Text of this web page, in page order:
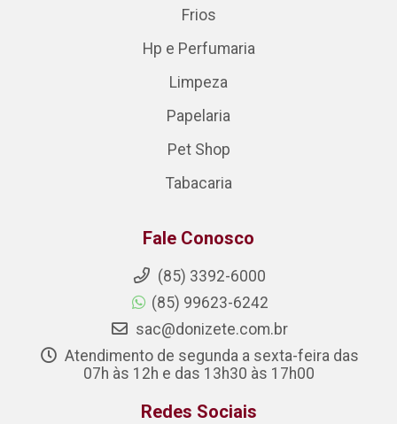
Frios
Hp e Perfumaria
Limpeza
Papelaria
Pet Shop
Tabacaria
Fale Conosco
(85) 3392-6000
(85) 99623-6242
sac@donizete.com.br
Atendimento de segunda a sexta-feira das
07h às 12h e das 13h30 às 17h00
Redes Sociais